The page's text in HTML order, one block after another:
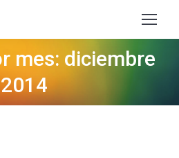
mes: diciembre
2014